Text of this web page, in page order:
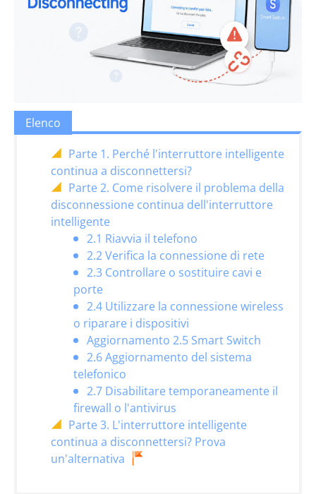
Elenco
Parte 1. Perché l'interruttore intelligente
continua a disconnettersi?
Parte 2. Come risolvere il problema della
disconnessione continua dell'interruttore
intelligente
2.1 Riavvia il telefono
2.2 Verifica la connessione di rete
2.3 Controllare o sostituire cavi e
porte
2.4 Utilizzare la connessione wireless
o riparare i dispositivi
Aggiornamento 2.5 Smart Switch
2.6 Aggiornamento del sistema
telefonico
2.7 Disabilitare temporaneamente il
firewall o l'antivirus
Parte 3. L'interruttore intelligente
continua a disconnettersi? Prova
un'alternativa